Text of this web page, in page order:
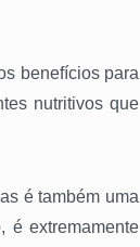
benefícios para
nutritivos que
é também uma
é extremamente